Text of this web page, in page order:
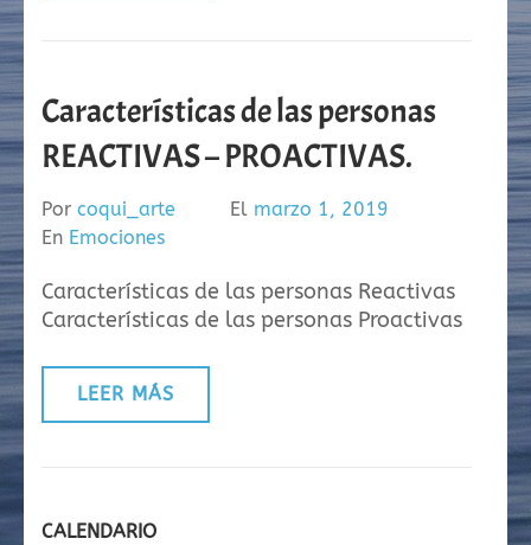
Características de las personas
REACTIVAS – PROACTIVAS.
Por coqui_arte El marzo 1, 2019
En Emociones
Características de las personas Reactivas
Características de las personas Proactivas
LEER MÁS
CALENDARIO